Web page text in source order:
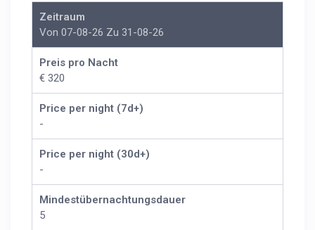
Zeitraum
Von 07-08-26 Zu 31-08-26
Preis pro Nacht
€ 320
Price per night (7d+)
-
Price per night (30d+)
-
Mindestübernachtungsdauer
5